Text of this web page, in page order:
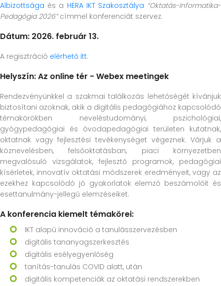
Albizottsága és a HERA IKT Szakosztálya “Oktatás-Informatika-
Pedagógia 2026”címmel konferenciát szervez.
Dátum: 2026. február 13.
A regisztráció elérhető itt.
Helyszín: Az online tér - Webex meetingek
Rendezvényünkkel a szakmai találkozás lehetőségét kívánjuk
biztosítani azoknak, akik a digitális pedagógiához kapcsolódó
témakörökben neveléstudományi, pszichológiai,
gyógypedagógiai és óvodapedagógiai területen kutatnak,
oktatnak vagy fejlesztési tevékenységet végeznek. Várjuk a
köznevelésben, felsőoktatásban, piaci környezetben
megvalósuló vizsgálatok, fejlesztő programok, pedagógiai
kísérletek, innovatív oktatási módszerek eredményeit, vagy az
ezekhez kapcsolódó jó gyakorlatok elemző beszámolóit és
esettanulmány-jellegű elemzéseiket.
A konferencia kiemelt témakörei:
IKT alapú innováció a tanulásszervezésben
digitális tananyagszerkesztés
digitális esélyegyenlőség
tanítás-tanulás COVID alatt, után
digitális kompetenciák az oktatási rendszerekben